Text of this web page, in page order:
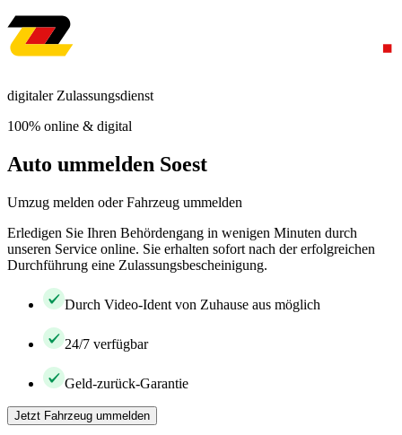
digitaler Zulassungsdienst
100% online & digital
Auto ummelden Soest
Umzug melden oder Fahrzeug ummelden
Erledigen Sie Ihren Behördengang in wenigen Minuten durch
unseren Service online. Sie erhalten sofort nach der erfolgreichen
Durchführung eine Zulassungsbescheinigung.
Durch Video-Ident von Zuhause aus möglich
24/7 verfügbar
Geld-zurück-Garantie
Jetzt Fahrzeug ummelden